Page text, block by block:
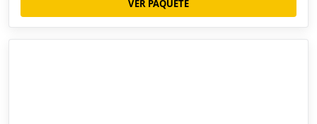
VER PAQUETE